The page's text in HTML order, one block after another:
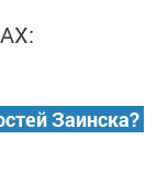
Заинска?